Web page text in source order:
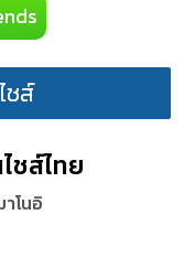
ส์
ชส์ไทย
โนอิ